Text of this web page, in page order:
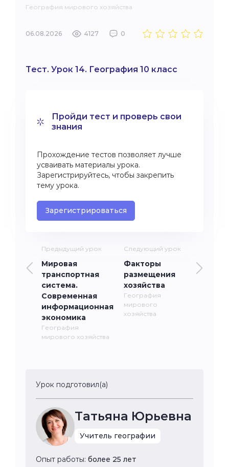
География мирового хозяйства
06.08.2026 4127 0
Тест. Урок 14. География 10 класс
Пройди тест и проверь свои
знания
Прохождение тестов позволяет лучше
усваивать материалы урока.
Зарегистрируйтесь, чтобы закрепить
тему урока.
Зарегистрироваться
Предыдущий урок
Мировая
транспортная
система.
Современная
информационная
экономика
География
мирового хозяйства
Следующий урок
Факторы
размещения
хозяйства
География
мирового
хозяйства
Урок подготовил(а)
Татьяна Юрьевна
Учитель географии
Опыт работы: более 25 лет